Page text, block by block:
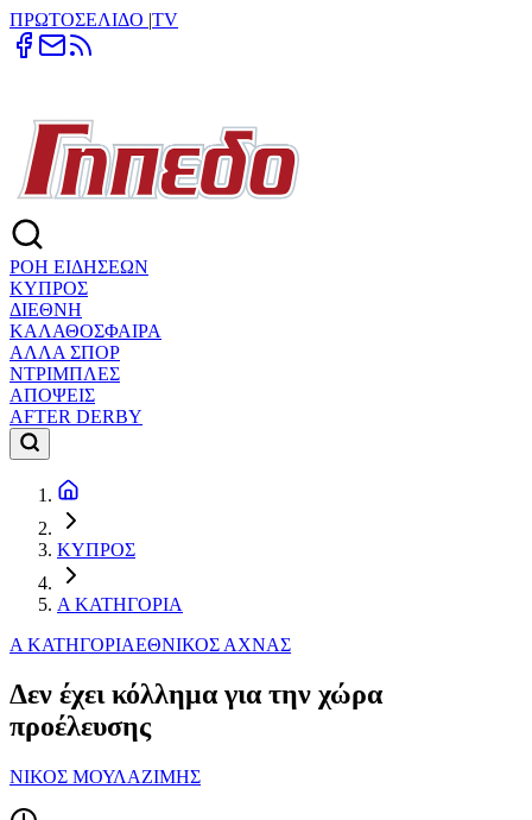
ΠΡΩΤΟΣΕΛΙΔΟ |TV
ΡΟΗ ΕΙΔΗΣΕΩΝ
ΚΥΠΡΟΣ
ΔΙΕΘΝΗ
ΚΑΛΑΘΟΣΦΑΙΡΑ
ΑΛΛΑ ΣΠΟΡ
ΝΤΡΙΜΠΛΕΣ
ΑΠΟΨΕΙΣ
AFTER DERBY
ΚΥΠΡΟΣ
Α ΚΑΤΗΓΟΡΙΑ
Α ΚΑΤΗΓΟΡΙΑΕΘΝΙΚΟΣ ΑΧΝΑΣ
Δεν έχει κόλλημα για την χώρα
προέλευσης
ΝΙΚΟΣ ΜΟΥΛΑΖΙΜΗΣ